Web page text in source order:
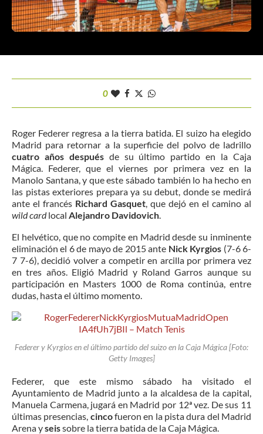
0
Roger Federer regresa a la tierra batida. El suizo ha elegido
Madrid para retornar a la superficie del polvo de ladrillo
cuatro años despuésde su último partido en la Caja
Mágica. Federer, que el viernes por primera vez en la
Manolo Santana, y que este sábado también lo ha hecho en
las pistas exteriores prepara ya su debut, donde se medirá
ante el francés Richard Gasquet, que dejó en el camino al
wild cardlocal Alejandro Davidovich.
El helvético, que no compite en Madrid desde su inminente
eliminación el 6 de mayo de 2015 ante Nick Kyrgios (7-6 6-
7 7-6), decidió volver a competir en arcilla por primera vez
en tres años. Eligió Madrid y Roland Garros aunque su
participación en Masters 1000 de Roma continúa, entre
dudas, hasta el último momento.
Federer y Kyrgios en el último partido del suizo en la Caja Mágica [Foto:
Getty Images]
Federer, que este mismo sábado ha visitado el
Ayuntamiento de Madrid junto a la alcaldesa de la capital,
Manuela Carmena, jugará en Madrid por 12ª vez. De sus 11
últimas presencias, cincofueron en la pista dura del Madrid
Arena yseissobre la tierra batida de la Caja Mágica.